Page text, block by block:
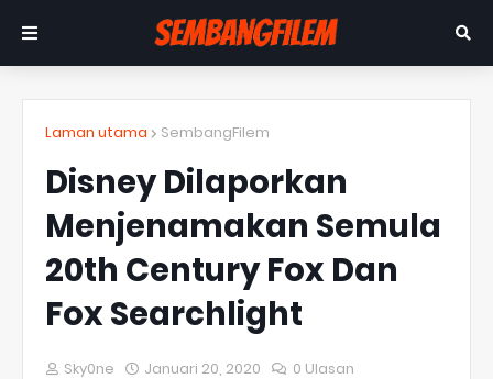
Laman utama SembangFilem
Disney Dilaporkan
Menjenamakan Semula
20th Century Fox Dan
Fox Searchlight
Sky0ne Januari 20, 2020 0 Ulasan